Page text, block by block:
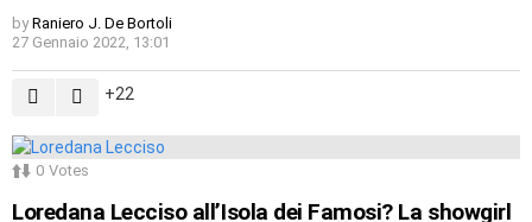
by Raniero J. De Bortoli
27 Gennaio 2022, 13:01
22
0 Votes
Loredana Lecciso all’Isola dei Famosi? La showgirl